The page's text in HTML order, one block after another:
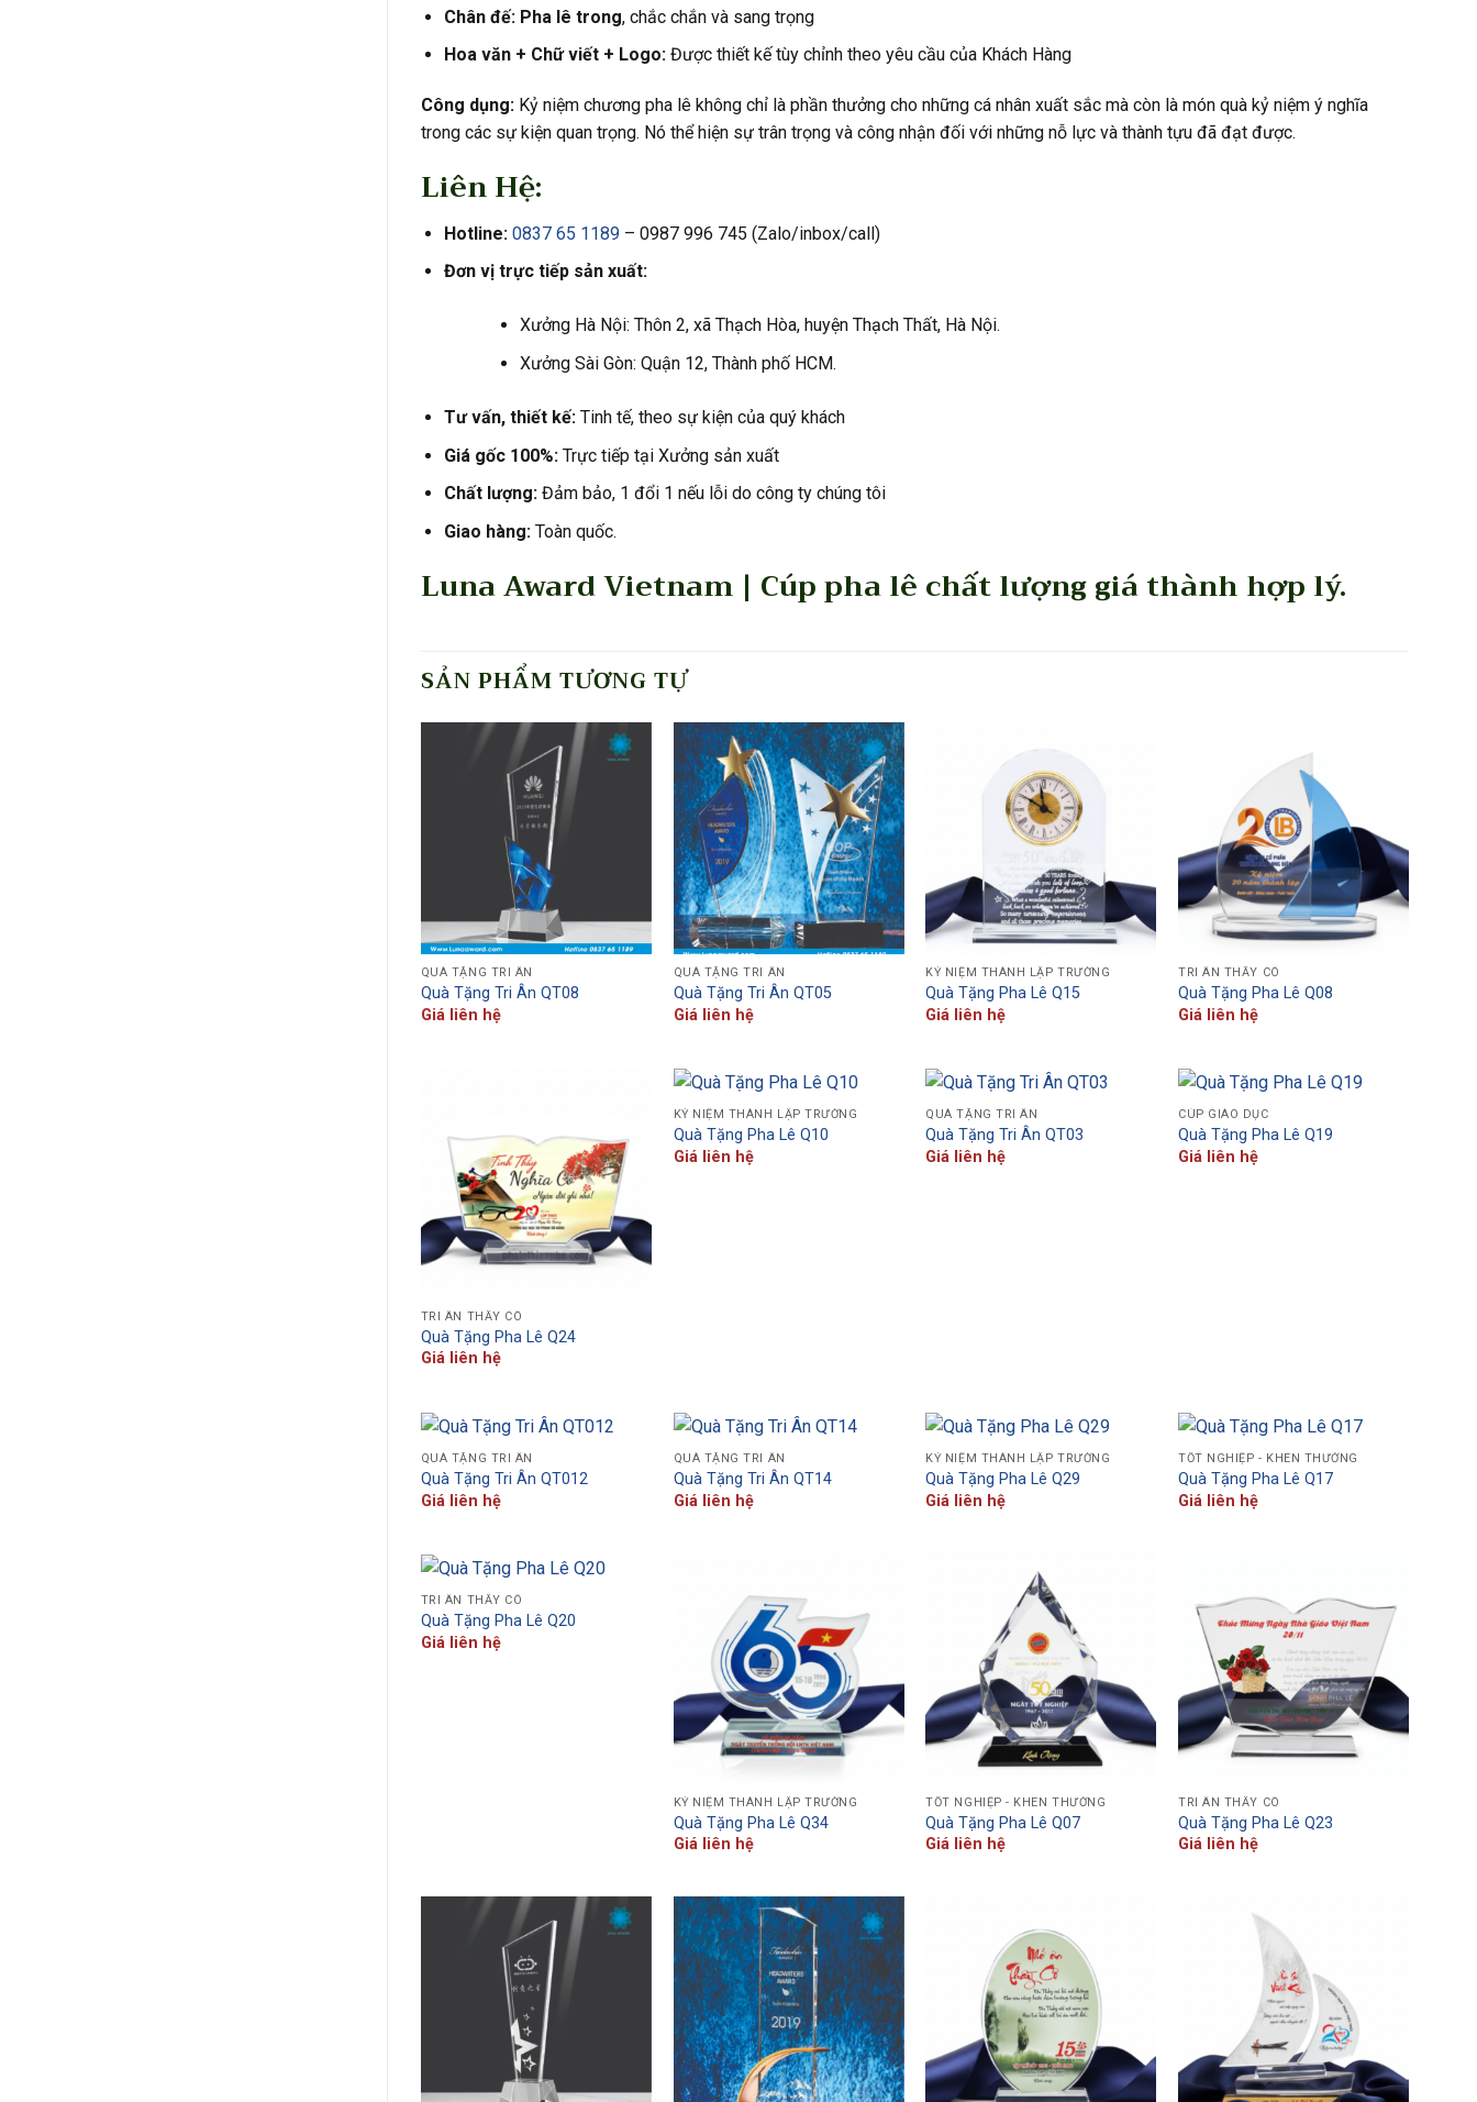
Chân đế: Pha lê trong, chắc chắn và sang trọng
Hoa văn + Chữ viết + Logo:Được thiết kế tùy chỉnh theo yêu cầu của Khách Hàng
Công dụng: Kỷ niệm chương pha lê không chỉ là phần thưởng cho những cá nhân xuất sắc mà còn là món quà kỷ niệm ý nghĩa
trong các sự kiện quan trọng. Nó thể hiện sự trân trọng và công nhận đối với những nỗ lực và thành tựu đã đạt được.
Liên Hệ:
Hotline: 0837 65 1189– 0987 996 745 (Zalo/inbox/call)
Đơn vị trực tiếp sản xuất:
Xưởng Hà Nội: Thôn 2, xã Thạch Hòa, huyện Thạch Thất, Hà Nội.
Xưởng Sài Gòn: Quận 12, Thành phố HCM.
Tư vấn, thiết kế:Tinh tế, theo sự kiện của quý khách
Giá gốc 100%:Trực tiếp tại Xưởng sản xuất
Chất lượng:Đảm bảo, 1 đổi 1 nếu lỗi do công ty chúng tôi
Giao hàng:Toàn quốc.
Luna Award Vietnam | Cúp pha lê chất lượng giá thành hợp lý.
SẢN PHẨM TƯƠNG TỰ
QUÀ TẶNG TRI ÂN
Quà Tặng Tri Ân QT08
Giá liên hệ
QUÀ TẶNG TRI ÂN
Quà Tặng Tri Ân QT05
Giá liên hệ
KỶ NIỆM THÀNH LẬP TRƯỜNG
Quà Tặng Pha Lê Q15
Giá liên hệ
TRI ÂN THẦY CÔ
Quà Tặng Pha Lê Q08
Giá liên hệ
TRI ÂN THẦY CÔ
Quà Tặng Pha Lê Q24
Giá liên hệ
KỶ NIỆM THÀNH LẬP TRƯỜNG
Quà Tặng Pha Lê Q10
Giá liên hệ
QUÀ TẶNG TRI ÂN
Quà Tặng Tri Ân QT03
Giá liên hệ
CÚP GIÁO DỤC
Quà Tặng Pha Lê Q19
Giá liên hệ
QUÀ TẶNG TRI ÂN
Quà Tặng Tri Ân QT012
Giá liên hệ
QUÀ TẶNG TRI ÂN
Quà Tặng Tri Ân QT14
Giá liên hệ
KỶ NIỆM THÀNH LẬP TRƯỜNG
Quà Tặng Pha Lê Q29
Giá liên hệ
TỐT NGHIỆP - KHEN THƯỞNG
Quà Tặng Pha Lê Q17
Giá liên hệ
TRI ÂN THẦY CÔ
Quà Tặng Pha Lê Q20
Giá liên hệ
KỶ NIỆM THÀNH LẬP TRƯỜNG
Quà Tặng Pha Lê Q34
Giá liên hệ
TỐT NGHIỆP - KHEN THƯỞNG
Quà Tặng Pha Lê Q07
Giá liên hệ
TRI ÂN THẦY CÔ
Quà Tặng Pha Lê Q23
Giá liên hệ